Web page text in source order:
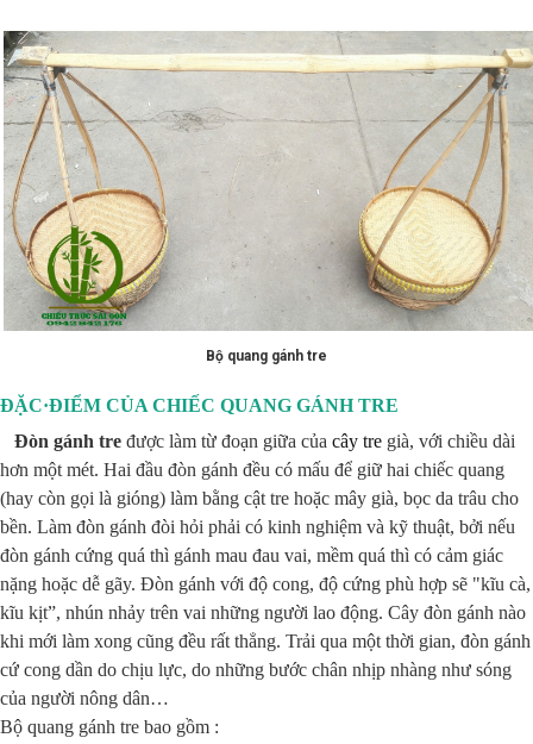
Bộ quang gánh tre
ĐẶC·ĐIỂM CỦA CHIẾC QUANG GÁNH TRE
Đòn gánh tre được làm từ đoạn giữa của cây tre già, với chiều dài
hơn một mét. Hai đầu đòn gánh đều có mấu để giữ hai chiếc quang
(hay còn gọi là gióng) làm bằng cật tre hoặc mây già, bọc da trâu cho
bền. Làm đòn gánh đòi hỏi phải có kinh nghiệm và kỹ thuật, bởi nếu
đòn gánh cứng quá thì gánh mau đau vai, mềm quá thì có cảm giác
nặng hoặc dễ gãy. Đòn gánh với độ cong, độ cứng phù hợp sẽ "kĩu cà,
kĩu kịt”, nhún nhảy trên vai những người lao động. Cây đòn gánh nào
khi mới làm xong cũng đều rất thẳng. Trải qua một thời gian, đòn gánh
cứ cong dần do chịu lực, do những bước chân nhịp nhàng như sóng
của người nông dân…
Bộ quang gánh tre bao gồm :